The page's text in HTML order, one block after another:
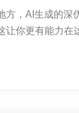
方，AI生成的深
让你更有能力